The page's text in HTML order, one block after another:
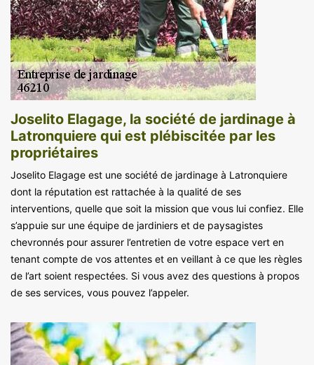
Joselito Elagage, la société de jardinage à
Latronquiere qui est plébiscitée par les
propriétaires
Joselito Elagage est une société de jardinage à Latronquiere
dont la réputation est rattachée à la qualité de ses
interventions, quelle que soit la mission que vous lui confiez. Elle
s’appuie sur une équipe de jardiniers et de paysagistes
chevronnés pour assurer l’entretien de votre espace vert en
tenant compte de vos attentes et en veillant à ce que les règles
de l’art soient respectées. Si vous avez des questions à propos
de ses services, vous pouvez l’appeler.